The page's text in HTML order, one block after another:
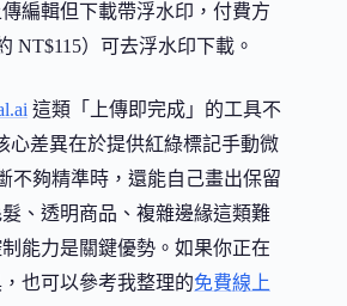
編輯但下載帶浮水印，付費方
NT$115）可去浮水印下載。
這類「上傳即完成」的工具不
心差異在於提供紅綠標記手動微
不夠精準時，還能自己畫出保留
、透明商品、複雜邊緣這類難
能力是關鍵優勢。如果你正在
也可以參考我整理的免費線上